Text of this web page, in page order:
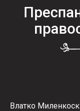
Влатко